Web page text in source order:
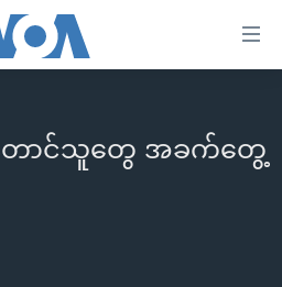
ောင်သူတွေ အခက်တွေ့